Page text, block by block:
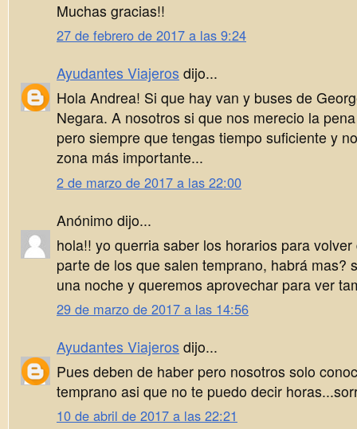
Muchas gracias!!
27 de febrero de 2017 a las 9:24
Ayudantes Viajeros dijo...
Hola Andrea! Si que hay van y buses de
Negara. A nosotros si que nos merecio la
pero siempre que tengas tiempo suficiente y
zona más importante...
2 de marzo de 2017 a las 22:00
Anónimo dijo...
hola!! yo querria saber los horarios para
parte de los que salen temprano, habrá mas?
una noche y queremos aprovechar para ver
29 de marzo de 2017 a las 14:56
Ayudantes Viajeros dijo...
Pues deben de haber pero nosotros solo
temprano asi que no te puedo decir
10 de abril de 2017 a las 22:21